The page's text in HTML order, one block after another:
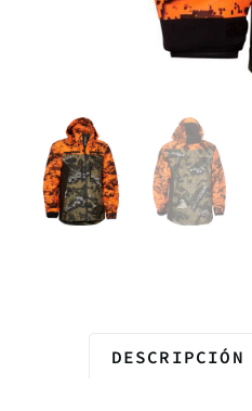
DESCRIPCIÓN